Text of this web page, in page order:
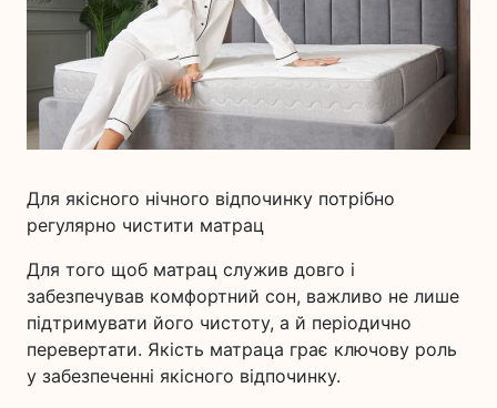
Для якісного нічного відпочинку потрібно
регулярно чистити матрац
Для того щоб матрац служив довго і
забезпечував комфортний сон, важливо не лише
підтримувати його чистоту, а й періодично
перевертати. Якість матраца грає ключову роль
у забезпеченні якісного відпочинку.